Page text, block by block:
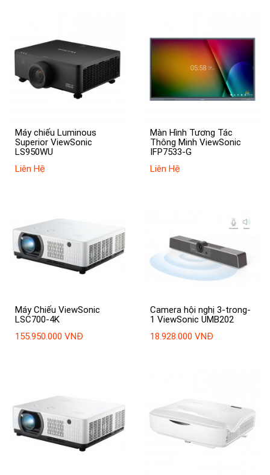
Máy chiếu Luminous
Superior ViewSonic
LS950WU
Liên Hệ
Màn Hình Tương Tác
Thông Minh ViewSonic
IFP7533-G
Liên Hệ
Máy Chiếu ViewSonic
LSC700-4K
155.950.000 VNĐ
Camera hội nghị 3-trong-
1 ViewSonic UMB202
18.928.000 VNĐ